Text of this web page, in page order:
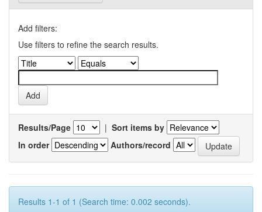
Add filters:
Use filters to refine the search results.
Results/Page | Sort items by
In order
Authors/record
Results 1-1 of 1 (Search time: 0.002 seconds).